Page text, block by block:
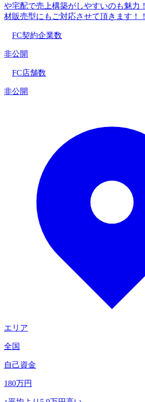
や宅配で売上構築がしやすいのも魅力
材販売型にもご対応させて頂きます！！
FC契約企業数
非公開
FC店舗数
非公開
エリア
全国
自己資金
180万円